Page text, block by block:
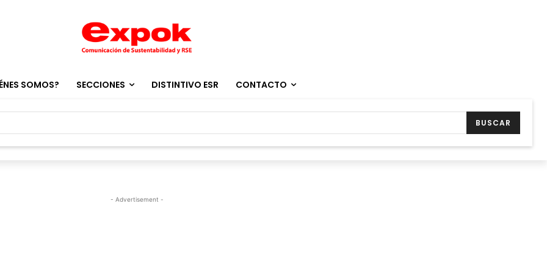
SOMOS? SECCIONES DISTINTIVO ESR CONTACTO
BUSCAR
- Advertisement -